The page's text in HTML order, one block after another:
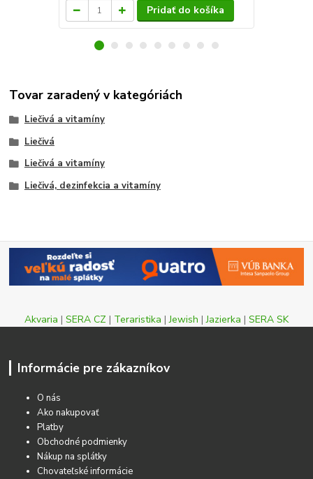
Pridať do košíka
Tovar zaradený v kategóriách
Liečivá a vitamíny
Liečivá
Liečivá a vitamíny
Liečivá, dezinfekcia a vitamíny
Akvaria | SERA CZ | Teraristika |Jewish |Jazierka | SERA SK
Informácie pre zákazníkov
O nás
Ako nakupovať
Platby
Obchodné podmienky
Nákup na splátky
Chovateľské informácie